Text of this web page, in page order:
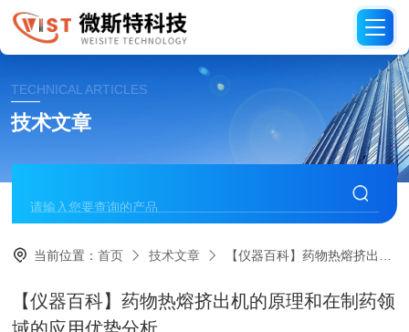
TECHNICAL ARTICLES
技术文章
当前位置：首页 技术文章 【仪器百科】药物热熔挤出机的原理和在制药领域的应用优势分析
【仪器百科】药物热熔挤出机的原理和在制药领